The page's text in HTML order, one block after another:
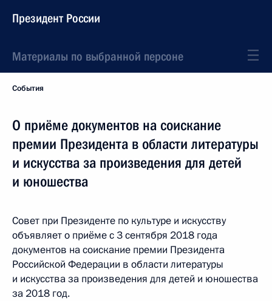
Президент России
Материалы по выбранной персоне
События
О приёме документов на соискание
премии Президента в области литературы
и искусства за произведения для детей
и юношества
Совет при Президенте по культуре и искусству
объявляет о приёме с 3 сентября 2018 года
документов на соискание премии Президента
Российской Федерации в области литературы
и искусства за произведения для детей и юношества
за 2018 год.